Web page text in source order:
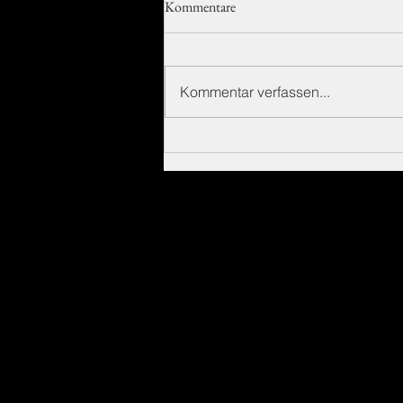
Elektromotor „Hyper“
Kommentare
Kommentar verfassen...